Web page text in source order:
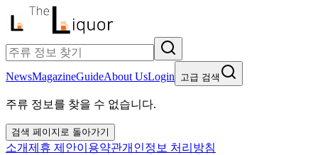
NewsMagazineGuideAbout UsLogin 고급 검색
주류 정보를 찾을 수 없습니다.
검색 페이지로 돌아가기
소개제휴 제안이용약관개인정보 처리방침